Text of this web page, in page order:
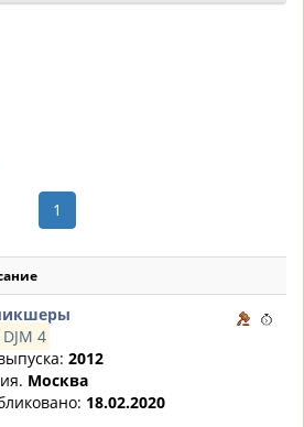
1
4
2012
Москва
18.02.2020